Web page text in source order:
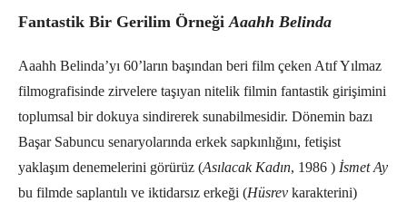
Fantastik Bir Gerilim ÖrneğiAaahh Belinda
Aaahh Belinda’yı 60’ların başından beri film çeken Atıf Yılmaz
filmografisinde zirvelere taşıyan nitelik filmin fantastik girişimini
toplumsal bir dokuya sindirerek sunabilmesidir. Dönemin bazı
Başar Sabuncu senaryolarında erkek sapkınlığını, fetişist
yaklaşım denemelerini görürüz (Asılacak Kadın, 1986 ) İsmet Ay
bu filmde saplantılı ve iktidarsız erkeği (Hüsrev karakterini)